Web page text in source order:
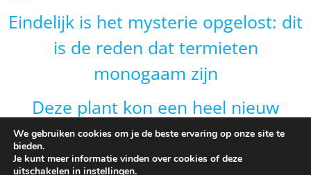
Eindelijk is het mysterie opgelost: dit
is de reden dat termieten
monogaam zijn
Deze plant kon een heel nieuw
gebied veroveren door van vorm te
veranderen en dat is onverwacht
We gebruiken cookies om je de beste ervaring op onze site te
bieden.
Je kunt meer informatie vinden over cookies of deze
uitschakelen in instellingen.